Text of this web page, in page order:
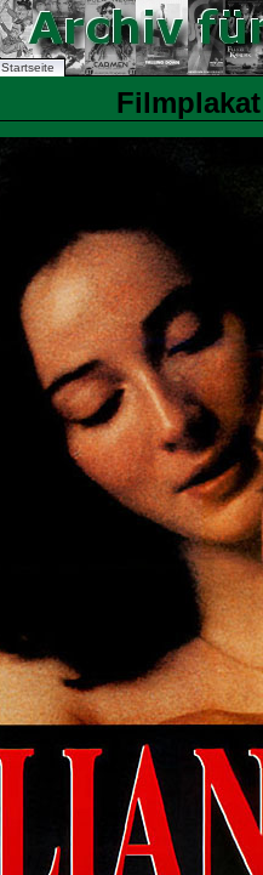
Startseite